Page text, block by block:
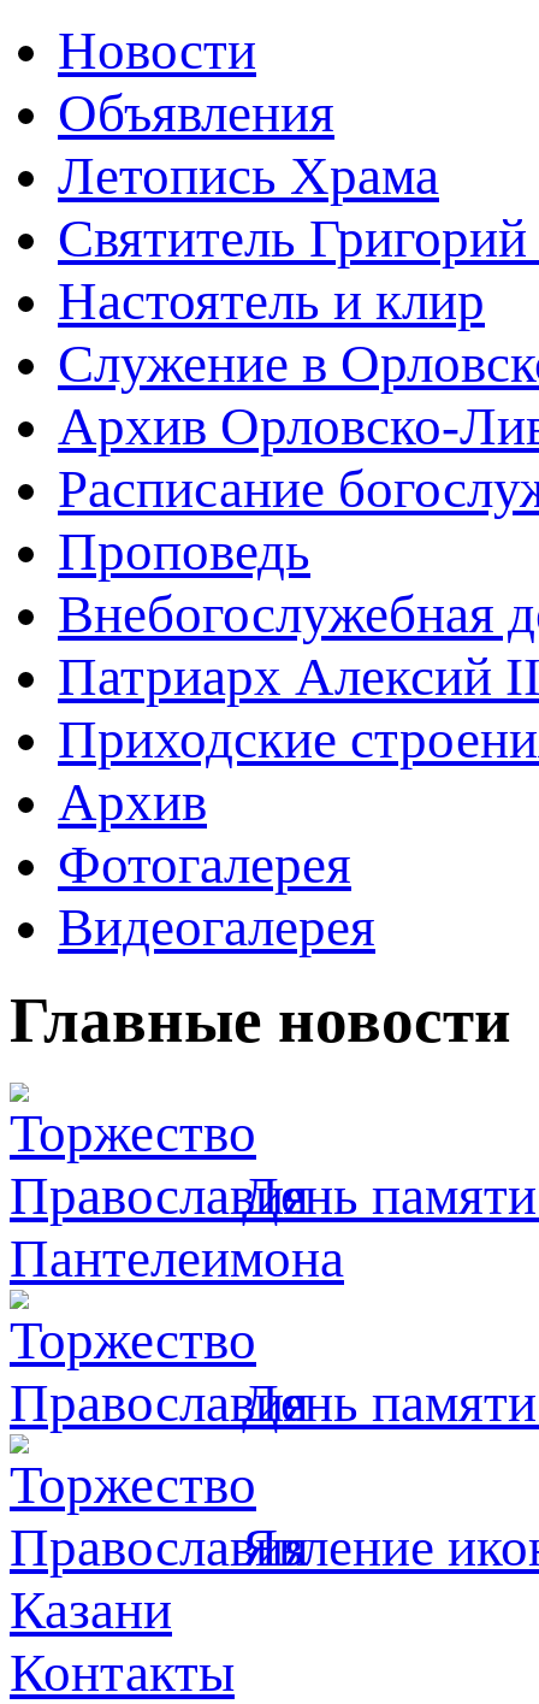
Новости
Объявления
Летопись Храма
Святитель
Настоятель и клир
Служение в
Архив Орловско-
Расписание
Проповедь
Внебогослужебная
Патриарх Алексий
Приходские
Архив
Фотогалерея
Видеогалерея
Главные новости
День
Пантелеимона
День
Явлeние
Казани
Контакты